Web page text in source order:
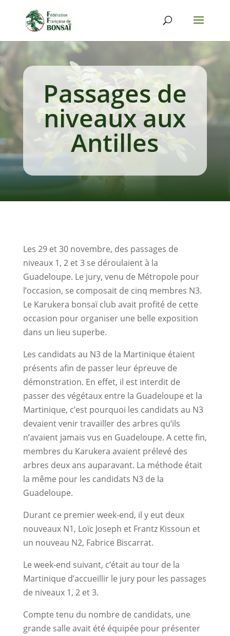
Passages de
niveaux aux
Antilles
Les 29 et 30 novembre, des passages de
niveaux 1, 2 et 3 se déroulaient à la
Guadeloupe. Le jury, venu de Métropole pour
l’occasion, se composait de cinq membres N3.
Le Karukera bonsaï club avait profité de cette
occasion pour organiser une belle exposition
dans un lieu superbe.
Les candidats au N3 de la Martinique étaient
présents afin de passer leur épreuve de
démonstration. En effet, il est interdit de
passer des végétaux entre la Guadeloupe et la
Martinique, c’est pourquoi les candidats au N3
devaient venir travailler des arbres qu’ils
n’avaient jamais vus en Guadeloupe. A cette fin,
membres du Karukera avaient prélevé des
arbres deux ans auparavant. La méthode était
la même pour les candidats N3 de la
Guadeloupe.
Durant ce premier week-end, il y eut deux
nouveaux N1, Loïc Joseph et Frantz Kissoun et
un nouveau N2, Fabrice Biscarrat.
Le week-end suivant, c’était au tour de la
Martinique d’accueillir le jury pour les passages
de niveaux 1, 2 et 3.
Compte tenu du nombre de candidats, une
grande salle avait été équipée pour présenter